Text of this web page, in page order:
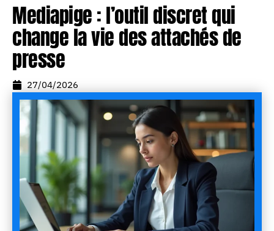
Mediapige : l’outil discret qui
change la vie des attachés de
presse
27/04/2026